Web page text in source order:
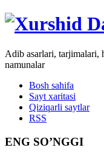
Adib asarlari, tarjimalari,
namunalar
Bosh sahifa
Sayt xaritasi
Qiziqarli saytlar
RSS
ENG SO’NGGI